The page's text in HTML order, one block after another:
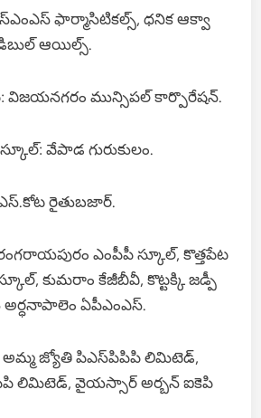
ఫార్మాసిటికల్స్, ధనిక ఆక్వా
ఆయిల్స్.
విజయనగరం మున్సిపల్ కార్పొరేషన్.
వేపాడ గురుకులం.
రైతుబజార్.
ఎంపీపీ స్కూల్, కొత్తపేట
కుమరాం కేజీబీవీ, కొట్టక్కి జడ్పీ
అర్ధనాపాలెం ఏపీఎంఎస్.
అమ్మ జ్యోతి పిఎస్‌పిపిపి లిమిటెడ్,
లిమిటెడ్, వైయస్సార్ అర్బన్ ఐకెపి